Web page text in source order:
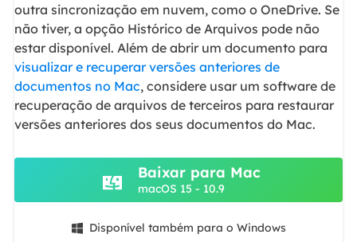
outra sincronização em nuvem, como o OneDrive. Se
não tiver, a opção Histórico de Arquivos pode não
estar disponível. Além de abrir um documento para
visualizar e recuperar versões anteriores de
documentos no Mac, considere usar um software de
recuperação de arquivos de terceiros para restaurar
versões anteriores dos seus documentos do Mac.
Baixar para Mac
macOS 15 - 10.9
 Disponível também para o Windows